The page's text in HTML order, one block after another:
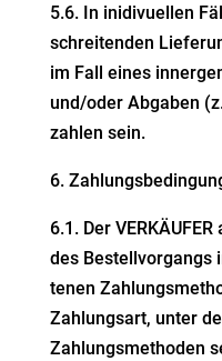
5.6. In inidivuellen
schrei­tenden
im Fall eines
und/oder Abgaben
zahlen sein.
6.
6.1. Der
des Bestell­vor­gangs
tenen
Zahlungsart, unter
Zahlungs­me­thoden